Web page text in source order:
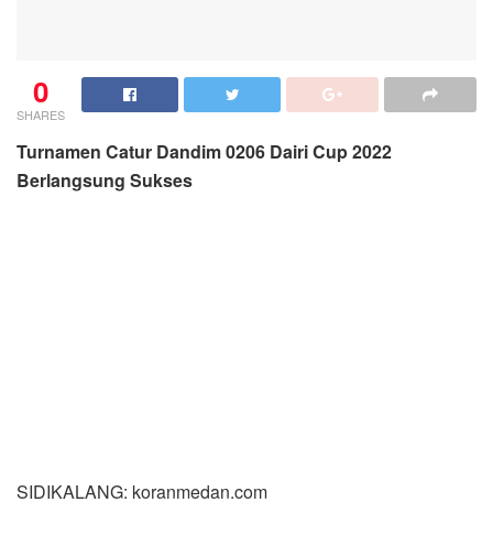
0
SHARES
Turnamen Catur Dandim 0206 Dairi Cup 2022
Berlangsung Sukses
Letkol ARH Ridwan B. Sulistyawan S.I.P, Kadispora